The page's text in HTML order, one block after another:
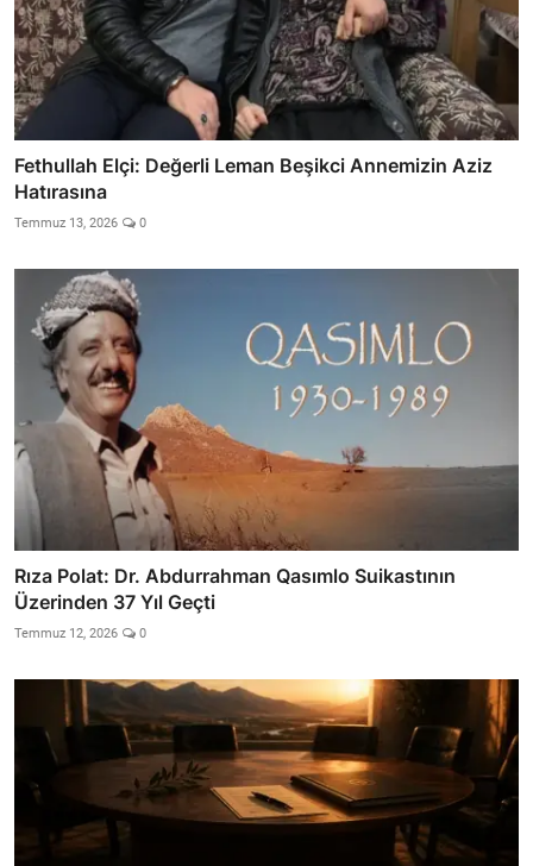
Fethullah Elçi: Değerli Leman Beşikci Annemizin Aziz
Hatırasına
Temmuz 13, 2026 0
Rıza Polat: Dr. Abdurrahman Qasımlo Suikastının
Üzerinden 37 Yıl Geçti
Temmuz 12, 2026 0